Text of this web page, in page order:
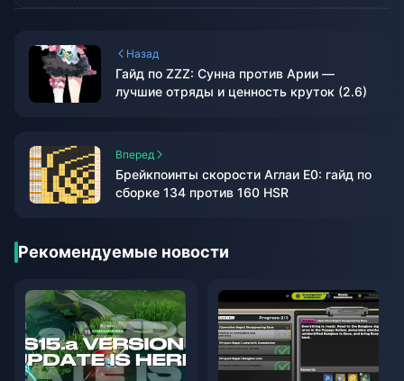
Назад
Гайд по ZZZ: Сунна против Арии —
лучшие отряды и ценность круток (2.6)
Вперед
Брейкпоинты скорости Аглаи E0: гайд по
сборке 134 против 160 HSR
Рекомендуемые новости